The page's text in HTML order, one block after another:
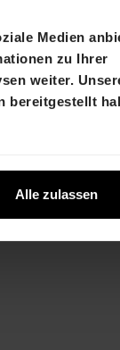
Medien
zu Ihrer
weiter.
bereitgestellt
Alle zulassen
Les